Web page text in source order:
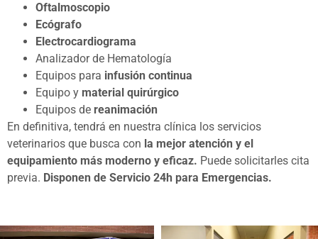
Oftalmoscopio
Ecógrafo
Electrocardiograma
Analizador de Hematología
Equipos para infusión continua
Equipo y material quirúrgico
Equipos de reanimación
En definitiva, tendrá en nuestra clínica los servicios
veterinarios que busca con la mejor atención y el
equipamiento más moderno y eficaz. Puede solicitarles cita
previa. Disponen de Servicio 24h para Emergencias.